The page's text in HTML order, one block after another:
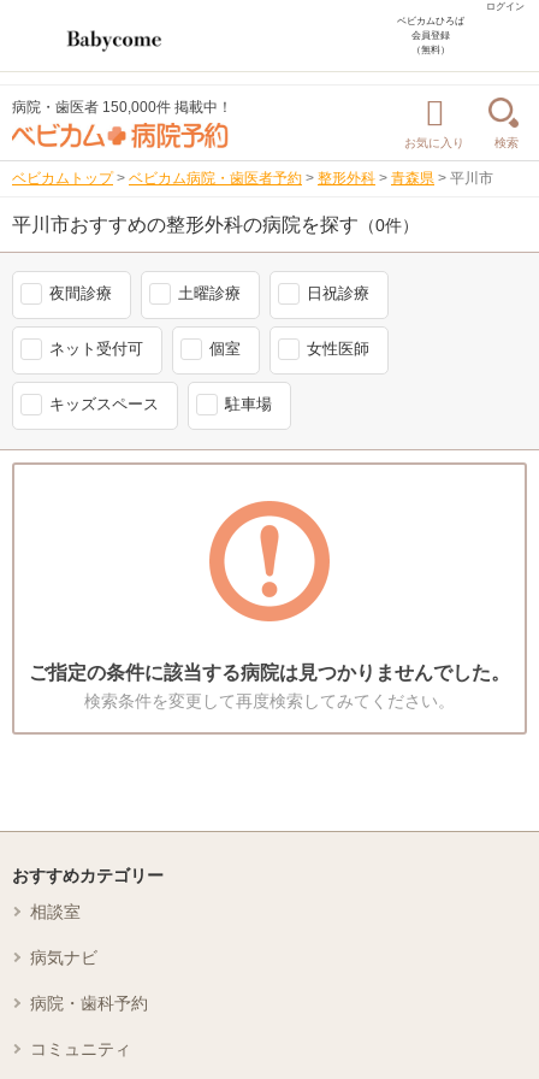
ログイン
ベビカムひろば
会員登録
（無料）
病院・歯医者 150,000件 掲載中！
お気に入り 検索
ベビカムトップ > ベビカム病院・歯医者予約 > 整形外科 > 青森県 > 平川市
平川市おすすめの整形外科の病院を探す （0件）
夜間診療 土曜診療 日祝診療
ネット受付可 個室 女性医師
キッズスペース 駐車場
ご指定の条件に該当する病院は見つかりませんでした。
検索条件を変更して再度検索してみてください。
おすすめカテゴリー
相談室
病気ナビ
病院・歯科予約
コミュニティ